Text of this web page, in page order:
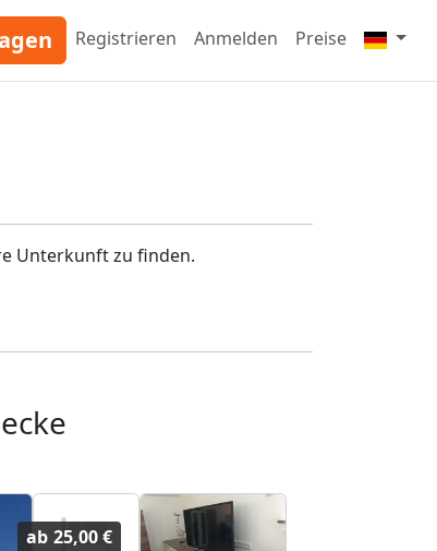
Registrieren Anmelden Preise
Unterkunft zu finden.
ab 25,00 €